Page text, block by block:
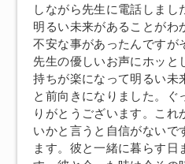
しながら先生に電話しまし
明るい未来があることがわ
不安な事があったんですが
先生の優しいお声にホッと
持ちが楽になって明るい未
と前向きになりました。ぐ
りがとうございます。これ
いかと言うと自信がないで
ます。彼と一緒に暮らす日